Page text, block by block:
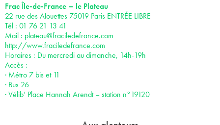
Frac Île-de-France – le Plateau
22 rue des Alouettes 75019 Paris ENTRÉE LIBRE
Tél : 01 76 21 13 41
Mail : plateau@fraciledefrance.com
http://www.fraciledefrance.com
Horaires : Du mercredi au dimanche, 14h-19h
Accès :
· Métro 7 bis et 11
· Bus 26
· Vélib’ Place Hannah Arendt – station n°19120